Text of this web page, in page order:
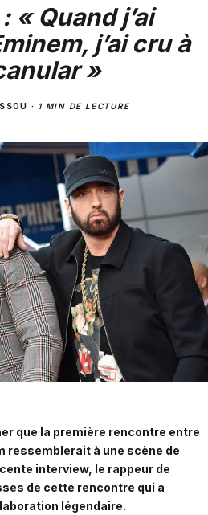
« Quand j’ai
j’ai cru à
»
· 1 MIN DE LECTURE
que la première rencontre entre
ressemblerait à une scène de
interview, le rappeur de
de cette rencontre qui a
légendaire.